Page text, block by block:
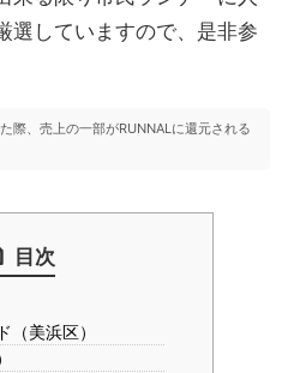
選していますので、是非参
際、売上の一部がRUNNALに還元される
目次
（美浜区）